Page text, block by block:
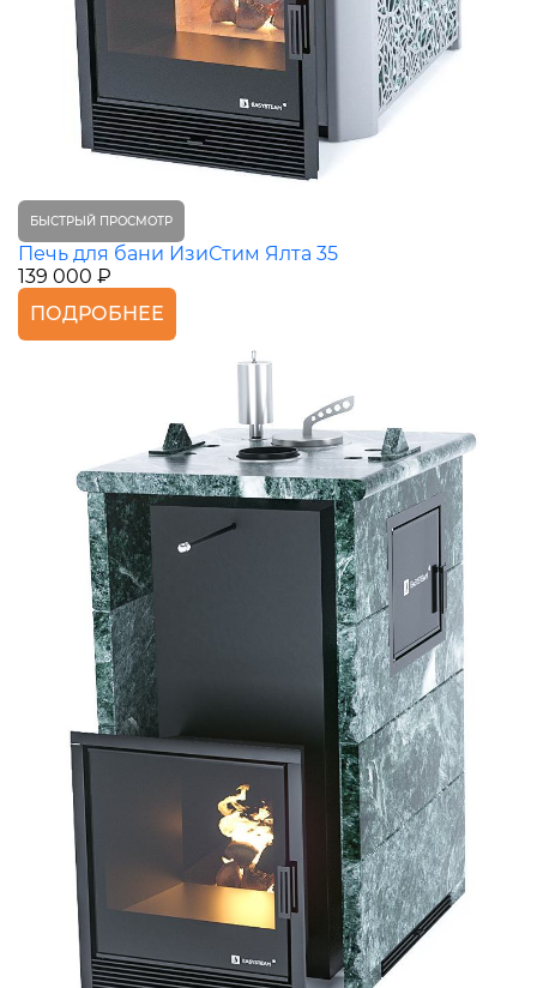
БЫСТРЫЙ ПРОСМОТР
Печь для бани ИзиСтим Ялта 35
139 000 ₽
ПОДРОБНЕЕ